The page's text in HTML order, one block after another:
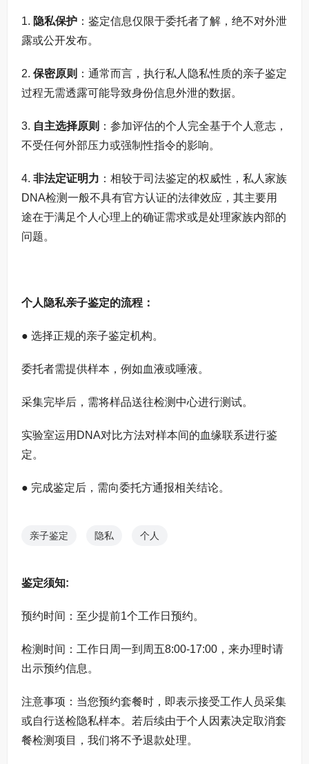
1. 隐私保护 ：鉴定信息仅限于委托者了解，绝不对外泄
露或公开发布。
2. 保密原则 ：通常而言，执行私人隐私性质的亲子鉴定
过程无需透露可能导致身份信息外泄的数据。
3. 自主选择原则 ：参加评估的个人完全基于个人意志，
不受任何外部压力或强制性指令的影响。
4. 非法定证明力 ：相较于司法鉴定的权威性，私人家族
DNA检测一般不具有官方认证的法律效应，其主要用
途在于满足个人心理上的确证需求或是处理家族内部的
问题。
个人隐私亲子鉴定的流程：
● 选择正规的亲子鉴定机构。
委托者需提供样本，例如血液或唾液。
采集完毕后，需将样品送往检测中心进行测试。
实验室运用DNA对比方法对样本间的血缘联系进行鉴
定。
● 完成鉴定后，需向委托方通报相关结论。
亲子鉴定 隐私 个人
鉴定须知:
预约时间：至少提前1个工作日预约。
检测时间：工作日周一到周五8:00-17:00，来办理时请
出示预约信息。
注意事项：当您预约套餐时，即表示接受工作人员采集
或自行送检隐私样本。若后续由于个人因素决定取消套
餐检测项目，我们将不予退款处理。